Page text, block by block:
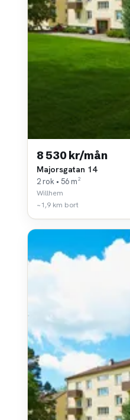
8 530 kr/mån
Majorsgatan 14
2 rok • 56 m²
Willhem
~1,9 km bort